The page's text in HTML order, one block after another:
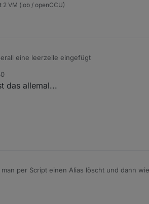
VM (iob / openCCU)
eine leerzeile eingefügt
das allemal...
per Script einen Alias löscht und dann
von 3 Zeilen so ändern, dass es
rückgängig zu machen!